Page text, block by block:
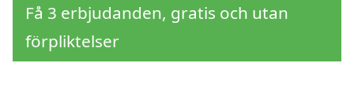
Få 3 erbjudanden, gratis och utan
förpliktelser